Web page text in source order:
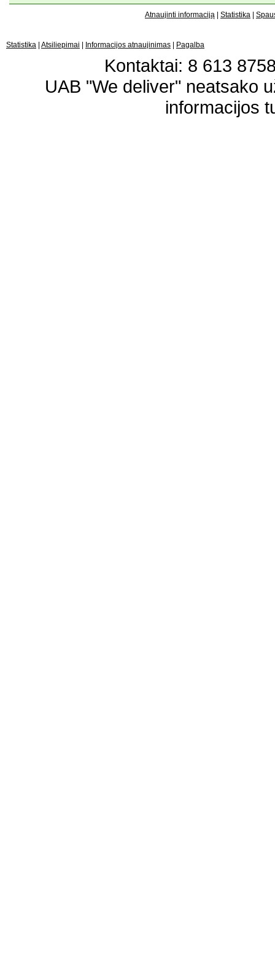
Atnaujinti informaciją Statistika
Statistika Atsiliepimai Informacijos atnaujinimas Pagalba
Kontaktai: 8 613
UAB "We deliver" neatsako
informacijos